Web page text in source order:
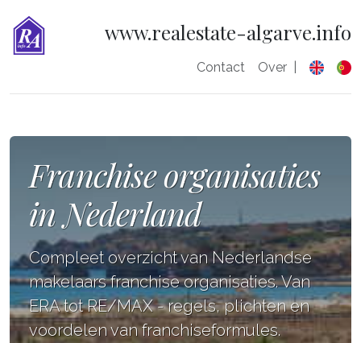
www.realestate-algarve.info
Contact Over
Franchise organisaties
in Nederland
Compleet overzicht van Nederlandse
makelaars franchise organisaties. Van
ERA tot RE/MAX - regels, plichten en
voordelen van franchiseformules.